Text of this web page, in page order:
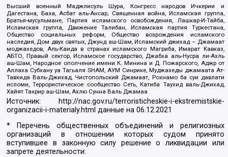
Высший военный Маджлисуль Шура, Конгресс народов Ичкерии и
Дагестана, База, Асбат аль-Ансар, Священная война, Исламская группа,
Братья-мусульмане, Партия исламского освобождения, Лашкар-И-Тайба,
Исламская группа, Движение Талибан, Исламская партия Туркестана,
Общество социальных реформ, Общество возрождения исламского
наследия, Дом двух святых, Джунд аш-Шам, Исламский джихад – Джамаат
моджахедов, Аль-Каида в странах исламского Магриба, Имарат Кавказ,
АБТО, Правый сектор, Исламское государство, Джабха аль-Нусра ли-Ахль
аш-Шам, Народное ополчение имени К. Минина и Д. Пожарского, Аджр от
Аллаха Субхану уа Тагьаля SHAM, АУМ Синрике, Муджахеды джамаата Ат-
Тавхида Валь-Джихад, Чистопольский Джамаат, Рохнамо ба суи давлати
исломи, Террористическое сообщество Сеть, Катиба Таухид валь-Джихад,
Хайят Тахрир аш-Шам, Ахлю Сунна Валь Джамаа
Источник:
http://nac.gov.ru/terroristicheskie-i-ekstremistskie-
organizacii-i-materialy.html данные на06.12.2021
* Перечень общественных объединений и религиозных
организаций в отношении которых судом принято
вступившее в законную силу решение о ликвидации или
запрете деятельности: